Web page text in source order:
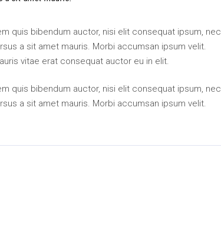
quis bibendum auctor, nisi elit consequat ipsum, nec
a sit amet mauris. Morbi accumsan ipsum velit.
vitae erat consequat auctor eu in elit.
quis bibendum auctor, nisi elit consequat ipsum, nec
a sit amet mauris. Morbi accumsan ipsum velit.